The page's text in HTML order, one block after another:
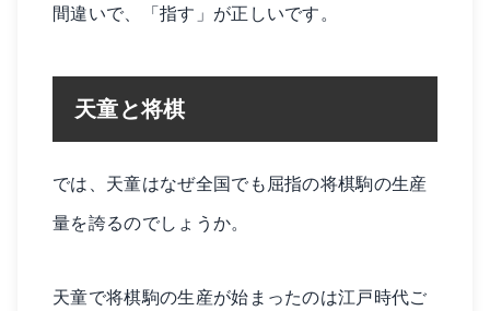
間違いで、「指す」が正しいです。
天童と将棋
では、天童はなぜ全国でも屈指の将棋駒の生産
量を誇るのでしょうか。
天童で将棋駒の生産が始まったのは江戸時代ご